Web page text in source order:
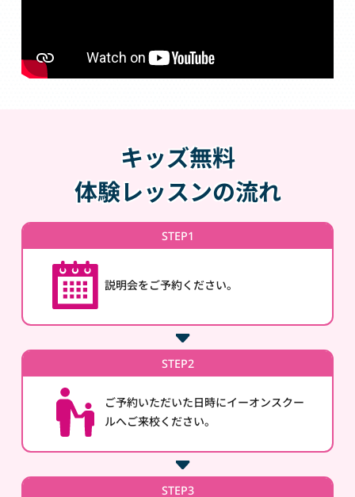
キッズ無料
体験レッスンの流れ
STEP1
説明会をご予約ください。
STEP2
ご予約いただいた日時にイーオンスクー
ルへご来校ください。
STEP3